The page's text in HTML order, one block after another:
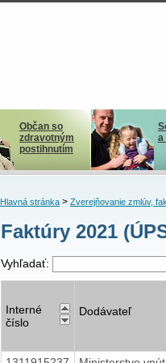
Občan so
zdravotným
postihnutím
a
Hlavná stránka> Zverejňovanie zmlúv,
Faktúry 2021
Vyhľadať:
Interné
číslo
Dodávateľ